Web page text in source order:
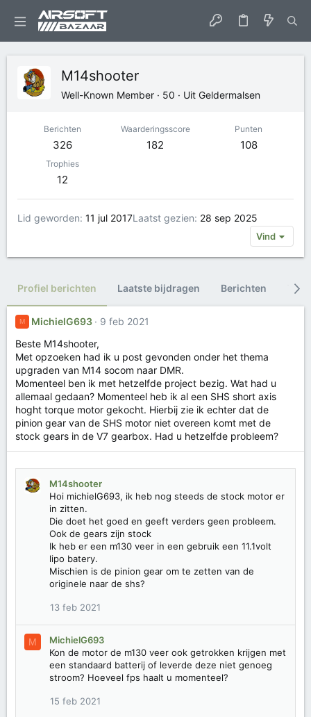
M14shooter
Well-Known Member · 50 · Uit Geldermalsen
Berichten
326
Waarderingsscore
182
Punten
108
Trophies
12
Lid geworden 11 jul 2017Laatst gezien 28 sep 2025
Vind
Profiel berichten Laatste bijdragen Berichten
M MichielG693
9 feb 2021
Beste M14shooter,
Met opzoeken had ik u post gevonden onder het thema
upgraden van M14 socom naar DMR.
Momenteel ben ik met hetzelfde project bezig. Wat had u
allemaal gedaan? Momenteel heb ik al een SHS short axis
hoght torque motor gekocht. Hierbij zie ik echter dat de
pinion gear van de SHS motor niet overeen komt met de
stock gears in de V7 gearbox. Had u hetzelfde probleem?
M14shooter
Hoi michielG693, ik heb nog steeds de stock motor er
in zitten.
Die doet het goed en geeft verders geen probleem.
Ook de gears zijn stock
Ik heb er een m130 veer in een gebruik een 11.1volt
lipo batery.
Mischien is de pinion gear om te zetten van de
originele naar de shs?
13 feb 2021
M
MichielG693
Kon de motor de m130 veer ook getrokken krijgen met
een standaard batterij of leverde deze niet genoeg
stroom? Hoeveel fps haalt u momenteel?
15 feb 2021